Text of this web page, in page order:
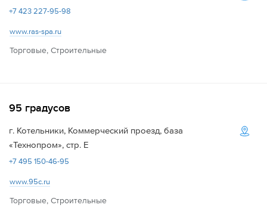
+7 423 227-95-98
www.ras-spa.ru
Торговые, Строительные
95 градусов
г. Котельники, Коммерческий проезд, база
«Технопром», стр. Е
+7 495 150-46-95
www.95c.ru
Торговые, Строительные